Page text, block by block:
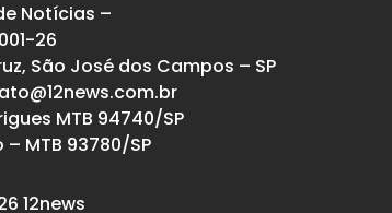
Notícias –
26
São José dos Campos – SP
MTB 94740/SP
MTB 93780/SP
12news